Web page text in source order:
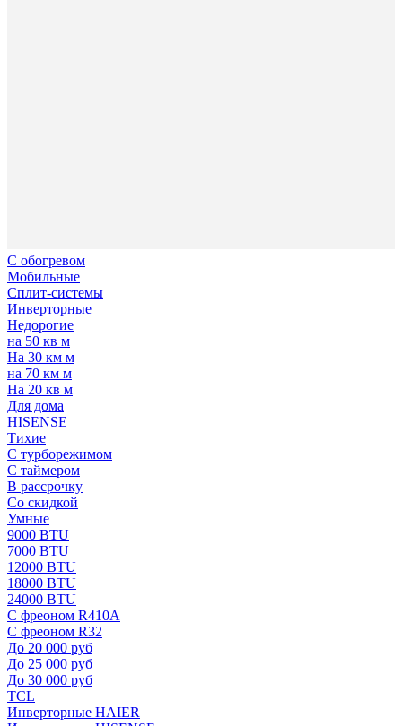
С обогревом
Мобильные
Сплит-системы
Инверторные
Недорогие
на 50 кв м
На 30 км м
на 70 км м
На 20 кв м
Для дома
HISENSE
Тихие
С турборежимом
С таймером
В рассрочку
Со скидкой
Умные
9000 BTU
7000 BTU
12000 BTU
18000 BTU
24000 BTU
С фреоном R410A
С фреоном R32
До 20 000 руб
До 25 000 руб
До 30 000 руб
TCL
Инверторные HAIER